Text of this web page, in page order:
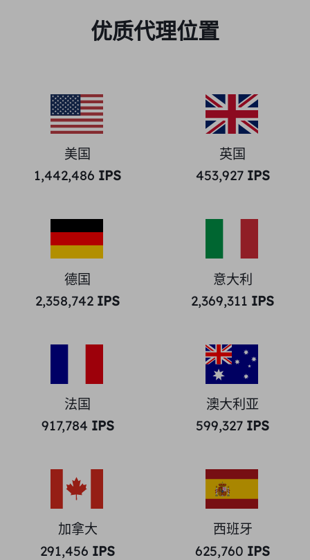
优质代理位置
美国
1,442,486 IPS
英国
453,927IPS
德国
2,358,742 IPS
意大利
2,369,311 IPS
法国
917,784 IPS
澳大利亚
599,327 IPS
加拿大
291,456 IPS
西班牙
625,760 IPS